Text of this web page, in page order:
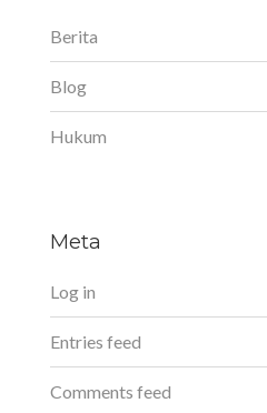
Berita
Blog
Hukum
Meta
Log in
Entries feed
Comments feed